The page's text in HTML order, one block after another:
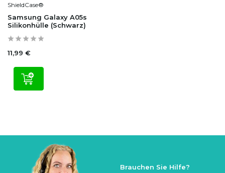
ShieldCase®
Samsung Galaxy A05s
Silikonhülle (Schwarz)
11,99 €
Brauchen Sie Hilfe?